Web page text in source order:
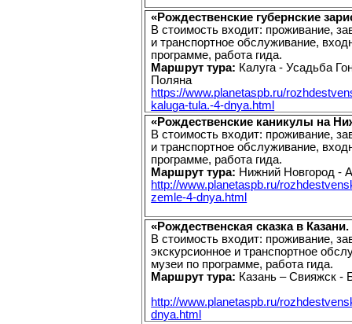
«Рождественские губернские
В стоимость входит: проживание,
и транспортное обслуживание,
программе, работа гида.
Маршрут тура: Калуга - Усадьба
Поляна
https://www.planetaspb.ru/
kaluga-tula.-4-dnya.html
«Рождественские каникулы на
В стоимость входит: проживание,
и транспортное обслуживание,
программе, работа гида.
Маршрут тура: Нижний Новгород -
http://www.planetaspb.ru/
zemle-4-dnya.html
«Рождественская сказка в
В стоимость входит: проживание,
экскурсионное и транспортное
музеи по программе, работа гида.
Маршрут тура: Казань – Свияжск -
http://www.planetaspb.ru/
dnya.html